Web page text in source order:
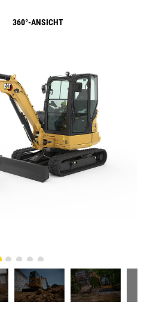
360°-ANSICHT